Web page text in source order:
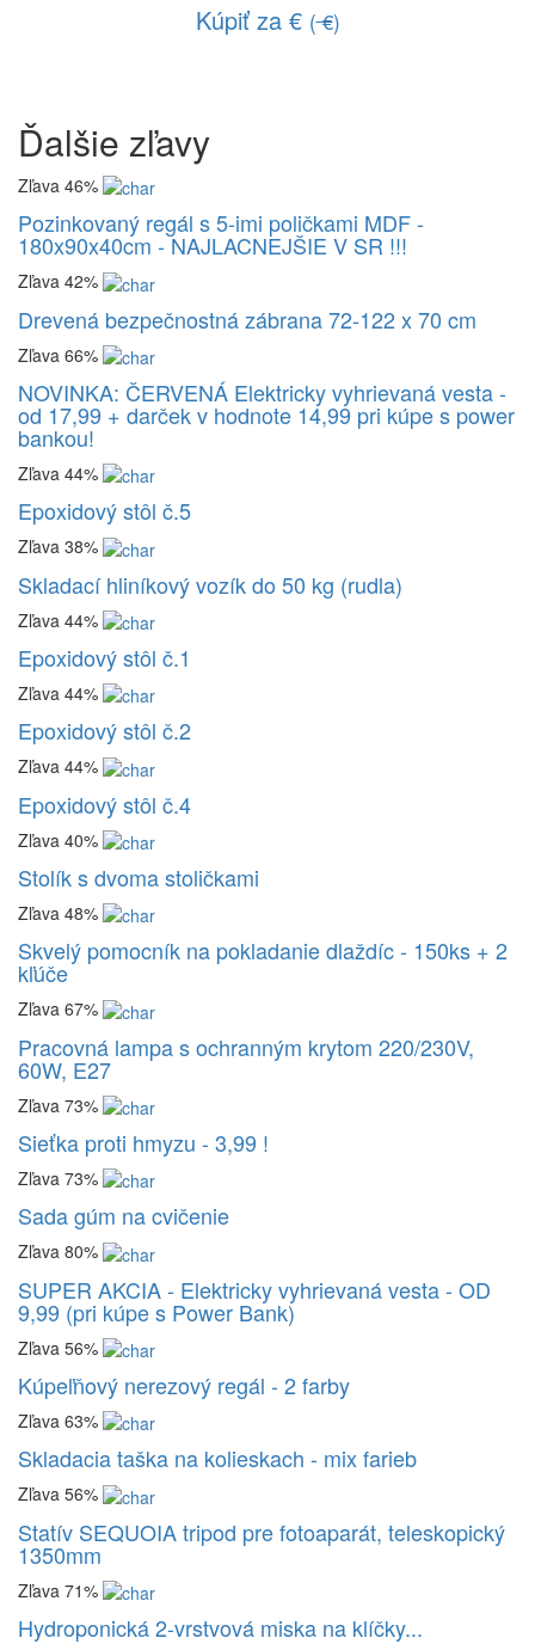
Kúpiť za € (€)
Ďalšie zľavy
Zľava 46%
Pozinkovaný regál s 5-imi poličkami MDF -
180x90x40cm - NAJLACNEJŠIE V SR !!!
Zľava 42%
Drevená bezpečnostná zábrana 72-122 x 70 cm
Zľava 66%
NOVINKA: ČERVENÁ Elektricky vyhrievaná vesta -
od 17,99 + darček v hodnote 14,99 pri kúpe s power
bankou!
Zľava 44%
Epoxidový stôl č.5
Zľava 38%
Skladací hliníkový vozík do 50 kg (rudla)
Zľava 44%
Epoxidový stôl č.1
Zľava 44%
Epoxidový stôl č.2
Zľava 44%
Epoxidový stôl č.4
Zľava 40%
Stolík s dvoma stoličkami
Zľava 48%
Skvelý pomocník na pokladanie dlaždíc - 150ks + 2
kľúče
Zľava 67%
Pracovná lampa s ochranným krytom 220/230V,
60W, E27
Zľava 73%
Sieťka proti hmyzu - 3,99 !
Zľava 73%
Sada gúm na cvičenie
Zľava 80%
SUPER AKCIA - Elektricky vyhrievaná vesta - OD
9,99 (pri kúpe s Power Bank)
Zľava 56%
Kúpeľňový nerezový regál - 2 farby
Zľava 63%
Skladacia taška na kolieskach - mix farieb
Zľava 56%
Statív SEQUOIA tripod pre fotoaparát, teleskopický
1350mm
Zľava 71%
Hydroponická 2-vrstvová miska na klíčky...